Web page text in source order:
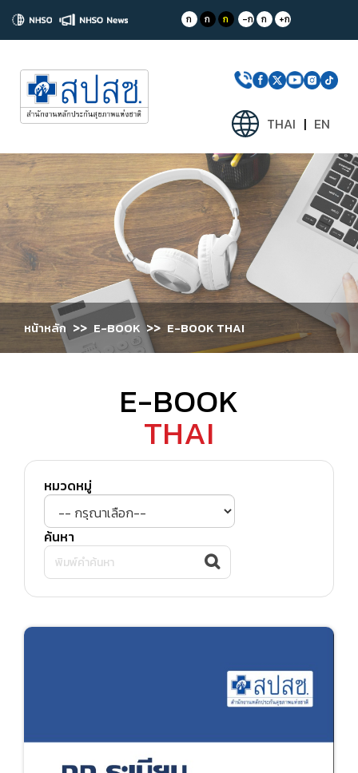
ก ก ก -ก ก +ก
THAI | EN
หน้าหลัก>>E-BOOK >> E-BOOK THAI
E-BOOK
THAI
หมวดหมู่
ค้นหา